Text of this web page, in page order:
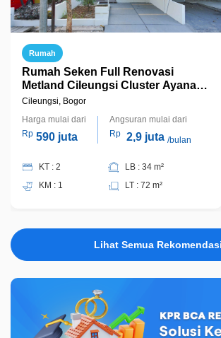
Rumah
Rumah Seken Full Renovasi
Metland Cileungsi Cluster Ayana
Strategis di Cileungsi Bisa KPR
Cileungsi, Bogor
Harga mulai dari
Rp 590 juta
Angsuran mulai dari
Rp 2,9 juta /bulan
KT : 2
KM : 1
LB : 34 m²
LT : 72 m²
Lihat Semua Rekomendasi